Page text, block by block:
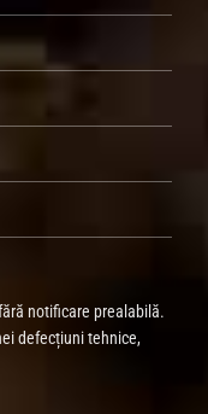
notificare prealabilă.
defecțiuni tehnice,